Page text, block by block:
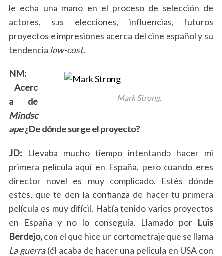
le echa una mano en el proceso de selección de
actores, sus elecciones, influencias, futuros
proyectos e impresiones acerca del cine español y su
tendencia low-cost.
Mark Strong.
NM:
Acerc
a de
Mindsc
ape¿De dónde surge el proyecto?
JD: Llevaba mucho tiempo intentando hacer mi
primera película aquí en España, pero cuando eres
director novel es muy complicado. Estés dónde
estés, que te den la confianza de hacer tu primera
película es muy difícil. Había tenido varios proyectos
en España y no lo conseguía. Llamado por Luis
Berdejo,con el que hice un cortometraje que se llama
La guerra(él acaba de hacer una película en USA con